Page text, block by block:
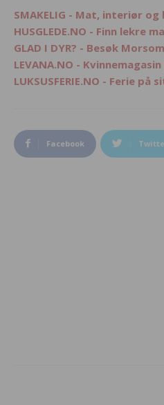
SMAKELIG - Mat, interiør og
HUSGLEDE.NO - Finn lekre
GLAD I DYR? - Besøk
LEVANA.NO -
LUKSUSFERIE.NO - Ferie på
Facebook